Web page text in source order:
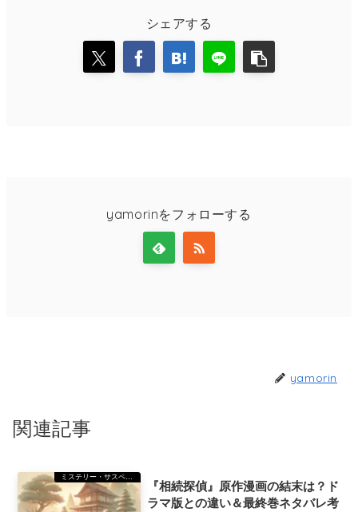
シェアする
yamorinをフォローする
yamorin
関連記事
『相続探偵』原作漫画の結末は？ド
ラマ版との違い＆最終巻ネタバレ考